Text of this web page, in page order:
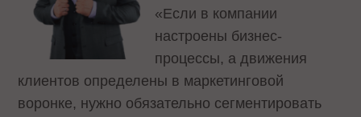
«Если в компании
настроены бизнес-
процессы, а движения
клиентов определены в маркетинговой
воронке, нужно обязательно сегментировать